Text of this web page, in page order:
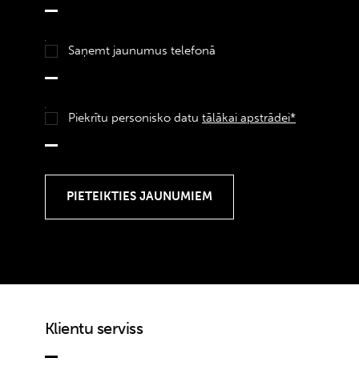
Saņemt jaunumus telefonā
Piekrītu personisko datu tālākai apstrādei*
Klientu serviss